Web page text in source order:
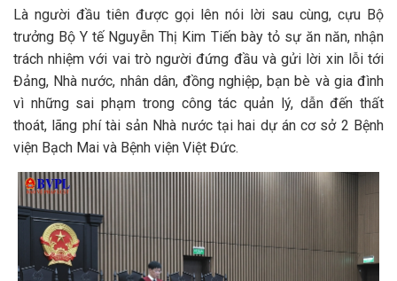
Là người đầu tiên được gọi lên nói lời sau cùng, cựu Bộ
trưởng Bộ Y tế Nguyễn Thị Kim Tiến bày tỏ sự ăn năn, nhận
trách nhiệm với vai trò người đứng đầu và gửi lời xin lỗi tới
Đảng, Nhà nước, nhân dân, đồng nghiệp, bạn bè và gia đình
vì những sai phạm trong công tác quản lý, dẫn đến thất
thoát, lãng phí tài sản Nhà nước tại hai dự án cơ sở 2 Bệnh
viện Bạch Mai và Bệnh viện Việt Đức.